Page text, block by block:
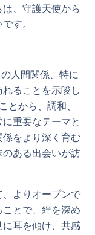
、守護天使から
す。
人間関係、特に
ることを示唆し
とから、調和、
重要なテーマと
をより深く育む
ある出会いが訪
よりオープンで
とで、絆を深め
耳を傾け、共感